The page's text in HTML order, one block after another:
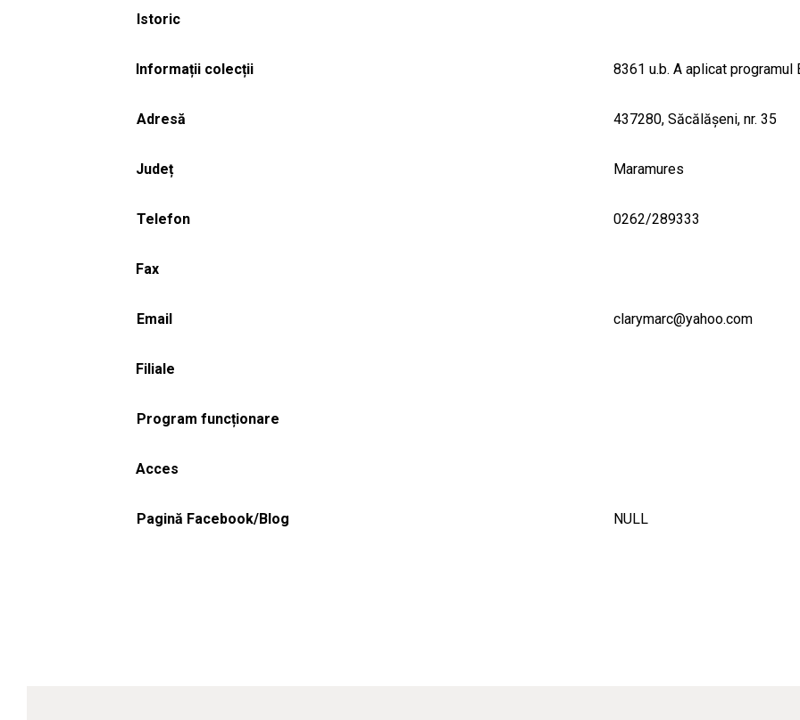
Istoric
Informații colecții 8361 u.b. A aplicat programul
Adresă 437280, Săcălăşeni, nr. 35
Județ Maramures
Telefon 0262/289333
Fax
Email clarymarc@yahoo.com
Filiale
Program funcționare
Acces
Pagină Facebook/Blog NULL